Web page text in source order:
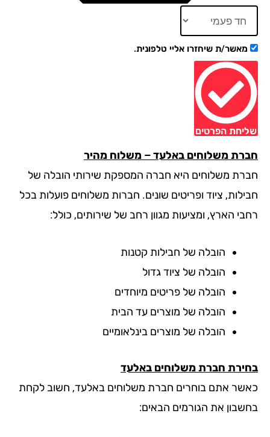
מאשר/ת שיחזרו אליי טלפונית.
הפרטים
משלוחים באלעד – משלוח מהיר
משלוחים היא חברה המספקת שירותי הובלה של
ציוד ופריטים שונים. חברות משלוחים פועלות בכל
הארץ, ומציעות מגוון רחב של שירותים, כולל:
הובלה של חבילות קטנות
הובלה של ציוד גדול
הובלה של פריטים מיוחדים
הובלה של מוצרים עד הבית
הובלה של מוצרים בינלאומיים
חברת משלוחים באלעד
אתם בוחרים חברת משלוחים באלעד, חשוב לקחת
את הגורמים הבאים: